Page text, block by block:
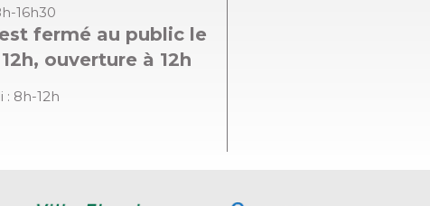
16h30
fermé au public le
ouverture à 12h
: 8h-12h